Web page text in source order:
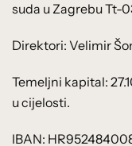
suda u Zagrebu Tt-
Direktori: Velimir
Temeljni kapital:
u cijelosti.
IBAN: